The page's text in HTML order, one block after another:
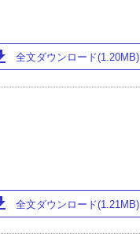
全文ダウンロード(1.20MB)
全文ダウンロード(1.21MB)